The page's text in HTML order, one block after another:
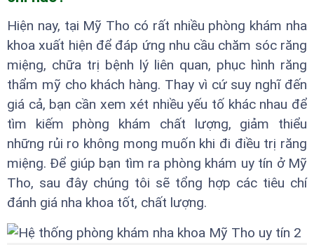
Hiện nay, tại Mỹ Tho có rất nhiều phòng khám nha
khoa xuất hiện để đáp ứng nhu cầu chăm sóc răng
miệng, chữa trị bệnh lý liên quan, phục hình răng
thẩm mỹ cho khách hàng. Thay vì cứ suy nghĩ đến
giá cả, bạn cần xem xét nhiều yếu tố khác nhau để
tìm kiếm phòng khám chất lượng, giảm thiểu
những rủi ro không mong muốn khi đi điều trị răng
miệng. Để giúp bạn tìm ra phòng khám uy tín ở Mỹ
Tho, sau đây chúng tôi sẽ tổng hợp các tiêu chí
đánh giá nha khoa tốt, chất lượng.